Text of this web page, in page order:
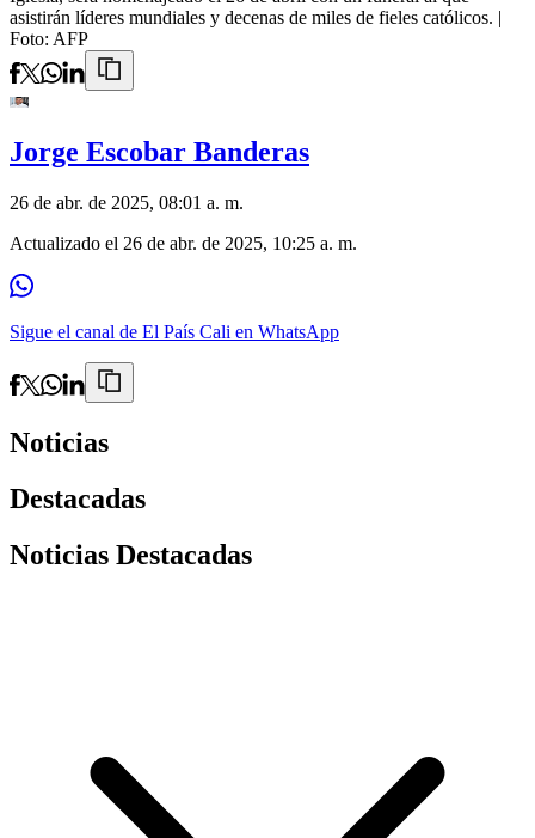
asistirán líderes mundiales y decenas de miles de fieles católicos. |
Foto: AFP
Jorge Escobar Banderas
26 de abr. de 2025, 08:01 a. m.
Actualizado el 26 de abr. de 2025, 10:25 a. m.
Sigue el canal de El País Cali en WhatsApp
Noticias
Destacadas
Noticias Destacadas